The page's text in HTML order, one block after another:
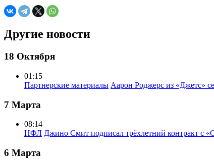
Другие новости
18 Октября
01:15
Партнерские материалы Аарон Роджерс из «Джетс»
7 Марта
08:14
НФЛ Джино Смит подписал трёхлетний контракт с
6 Марта